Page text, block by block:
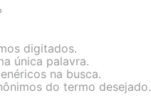
digitados.
única palavra.
na busca.
do termo desejado.